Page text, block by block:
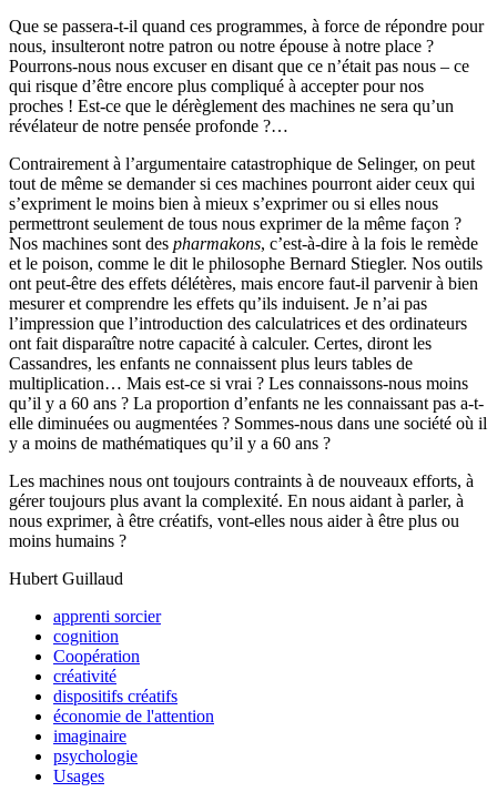
Que se passera-t-il quand ces programmes, à force de répondre pour
nous, insulteront notre patron ou notre épouse à notre place ?
Pourrons-nous nous excuser en disant que ce n’était pas nous – ce
qui risque d’être encore plus compliqué à accepter pour nos
proches ! Est-ce que le dérèglement des machines ne sera qu’un
révélateur de notre pensée profonde ?…
Contrairement à l’argumentaire catastrophique de Selinger, on peut
tout de même se demander si ces machines pourront aider ceux qui
s’expriment le moins bien à mieux s’exprimer ou si elles nous
permettront seulement de tous nous exprimer de la même façon ?
Nos machines sont des pharmakons, c’est-à-dire à la fois le remède
et le poison, comme le dit le philosophe Bernard Stiegler. Nos outils
ont peut-être des effets délétères, mais encore faut-il parvenir à bien
mesurer et comprendre les effets qu’ils induisent. Je n’ai pas
l’impression que l’introduction des calculatrices et des ordinateurs
ont fait disparaître notre capacité à calculer. Certes, diront les
Cassandres, les enfants ne connaissent plus leurs tables de
multiplication… Mais est-ce si vrai ? Les connaissons-nous moins
qu’il y a 60 ans ? La proportion d’enfants ne les connaissant pas a-t-
elle diminuées ou augmentées ? Sommes-nous dans une société où il
y a moins de mathématiques qu’il y a 60 ans ?
Les machines nous ont toujours contraints à de nouveaux efforts, à
gérer toujours plus avant la complexité. En nous aidant à parler, à
nous exprimer, à être créatifs, vont-elles nous aider à être plus ou
moins humains ?
Hubert Guillaud
apprenti sorcier
cognition
Coopération
créativité
dispositifs créatifs
économie de l'attention
imaginaire
psychologie
Usages